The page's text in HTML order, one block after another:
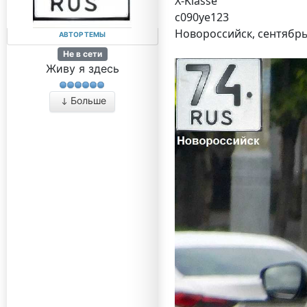
АВТОР ТЕМЫ
Не в сети
Живу я здесь
Больше
с090уе123
Новороссийск,